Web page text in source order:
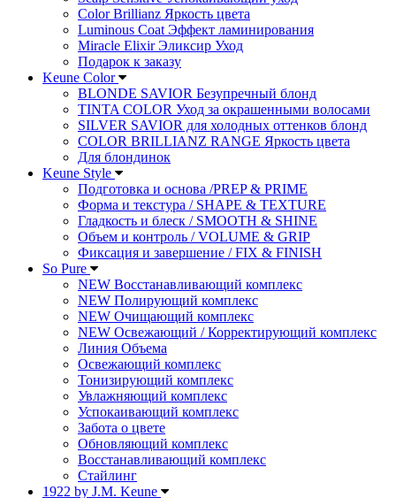
Color Brillianz Яркость цвета
Luminous Coat Эффект ламинирования
Miracle Elixir Эликсир Уход
Подарок к заказу
Keune Color
BLONDE SAVIOR Безупречный блонд
TINTA COLOR Уход за окрашенными волосами
SILVER SAVIOR для холодных оттенков блонд
COLOR BRILLIANZ RANGE Яркость цвета
Для блондинок
Keune Style
Подготовка и основа /PREP & PRIME
Форма и текстура / SHAPE & TEXTURE
Гладкость и блеск / SMOOTH & SHINE
Объем и контроль / VOLUME & GRIP
Фиксация и завершение / FIX & FINISH
So Pure
NEW Восстанавливающий комплекс
NEW Полирующий комплекс
NEW Очищающий комплекс
NEW Освежающий / Корректирующий комплекс
Линия Объема
Освежающий комплекс
Тонизирующий комплекс
Увлажняющий комплекс
Успокаивающий комплекс
Забота о цвете
Обновляющий комплекс
Восстанавливающий комплекс
Стайлинг
1922 by J.M. Keune